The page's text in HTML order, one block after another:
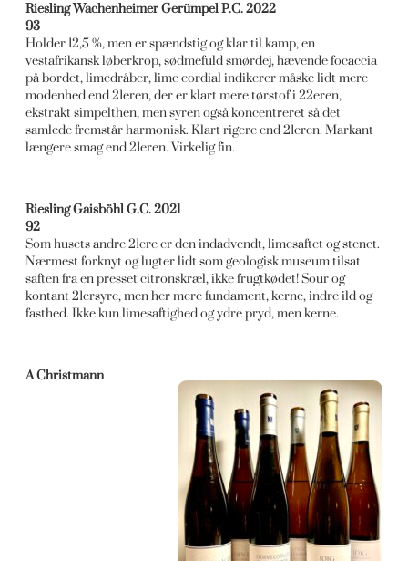
Riesling Wachenheimer Gerümpel P.C. 2022
93
Holder 12,5 %, men er spændstig og klar til kamp, en
vestafrikansk løberkrop, sødmefuld smørdej, hævende focaccia
på bordet, limedråber, lime cordial indikerer måske lidt mere
modenhed end 21eren, der er klart mere tørstof i 22eren,
ekstrakt simpelthen, men syren også koncentreret så det
samlede fremstår harmonisk. Klart rigere end 21eren. Markant
længere smag end 21eren. Virkelig fin.
Riesling Gaisböhl G.C. 2021
92
Som husets andre 21ere er den indadvendt, limesaftet og stenet.
Nærmest forknyt og lugter lidt som geologisk museum tilsat
saften fra en presset citronskræl, ikke frugtkødet! Sour og
kontant 21ersyre, men her mere fundament, kerne, indre ild og
fasthed. Ikke kun limesaftighed og ydre pryd, men kerne.
A Christmann